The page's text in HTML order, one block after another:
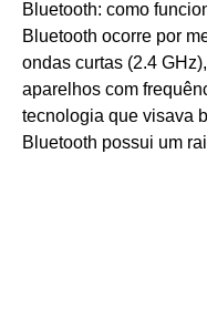
Bluetooth: como
Bluetooth ocorre por
ondas curtas (2.4
aparelhos com
tecnologia que visava
Bluetooth possui um